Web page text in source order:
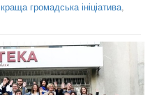
краща громадська ініціатива,